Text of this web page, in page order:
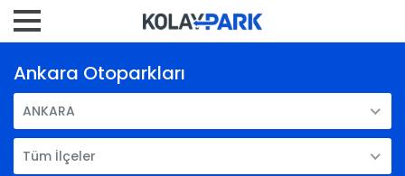
Ankara Otoparkları
ANKARA
Tüm İlçeler